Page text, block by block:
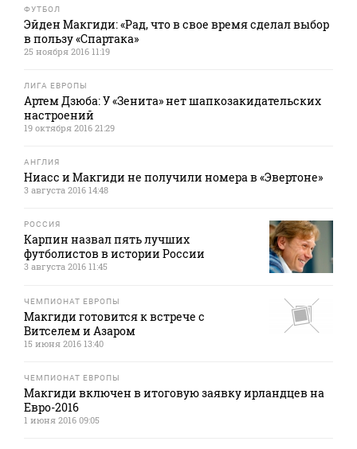
ФУТБОЛ
Эйден Макгиди: «Рад, что в свое время сделал выбор
в пользу «Спартака»
25 ноября 2016 11:19
ЛИГА ЕВРОПЫ
Артем Дзюба: У «Зенита» нет шапкозакидательских
настроений
19 октября 2016 21:29
АНГЛИЯ
Ниасс и Макгиди не получили номера в «Эвертоне»
3 августа 2016 14:48
РОССИЯ
Карпин назвал пять лучших
футболистов в истории России
3 августа 2016 11:45
ЧЕМПИОНАТ ЕВРОПЫ
Макгиди готовится к встрече с
Витселем и Азаром
15 июня 2016 13:40
ЧЕМПИОНАТ ЕВРОПЫ
Макгиди включен в итоговую заявку ирландцев на
Евро-2016
1 июня 2016 09:05